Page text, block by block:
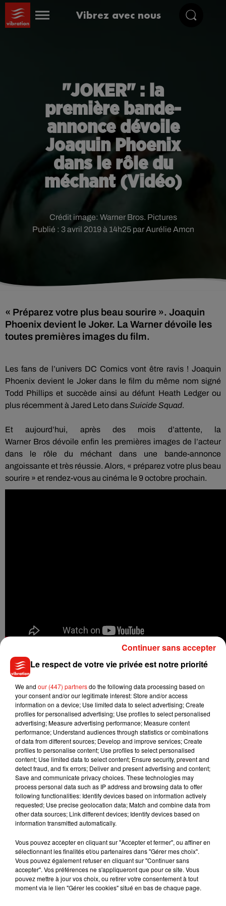
Vibrez avec nous
"JOKER" : la
première bande-
annonce dévoile
Joaquin Phoenix
dans le rôle du
méchant (Vidéo)
Publié : 3 avril 2019 à 14h25 par Aurélie Amcn
Crédit image: Warner Bros. Pictures
« Préparez votre plus beau sourire ». Joaquin
Phoenix devient le Joker. La Warner dévoile les
toutes premières images du film.
Les fans de l’univers DC Comics vont être ravis ! Joaquin
Phoenix devient le Joker dans le film du même nom signé
Todd Phillips et succède ainsi au défunt Heath Ledger ou
plus récemment à Jared Leto dansSuicideSquad.
Et aujourd’hui, après des mois d’attente, la
Warner Bros dévoile enfin les premières images de l’acteur
dans le rôle du méchant dans une bande-annonce
angoissante et très réussie. Alors, « préparez votre plus beau
sourire » et rendez-vous au cinéma le 9 octobre prochain.
Repost from#ToddPhillips : Teaser trailer tomorrow.
#JokerMovie
pic.twitter.com/v3xiwnlKCn
— Joker Movie (@jokermovie)2 avril 2019
Musique
7 août 2026
Julien Lieb s’essaye à la vie de chatelain
dans son nouveau clip
7 août 2026
Madonna sort enfin le remix de « Love
Sensation » avec Kylie Minogue
Le respect de votre vie privée est notre priorité
We and our (447) partnersdo the following data processing based on
your consent and/or our legitimate interest: Store and/or access
information on a device; Use limited data to select advertising; Create
profiles for personalised advertising; Use profiles to select personalised
advertising; Measure advertising performance; Measure content
performance; Understand audiences through statistics or combinations
of data from different sources; Develop and improve services; Create
profiles to personalise content; Use profiles to select personalised
content; Use limited data to select content; Ensure security, prevent and
detect fraud, and fix errors; Deliver and present advertising and content;
Save and communicate privacy choices. These technologies may
process personal data such as IP address and browsing data to offer
following functionalities: Identify devices based on information actively
requested; Use precise geolocation data; Match and combine data from
other data sources; Link different devices; Identify devices based on
information transmitted automatically.
Vous pouvez accepter en cliquant sur "Accepter et fermer", ou affiner en
sélectionnant les finalités et/ou partenaires dans "Gérer mes choix".
Vous pouvez également refuser en cliquant sur "Continuer sans
accepter". Vos préférences ne s'appliqueront que pour ce site. Vous
pouvez mettre à jour vos choix, ou retirer votre consentement à tout
moment via le lien "Gérer les cookies" situé en bas de chaque page.
Continuer sans accepter